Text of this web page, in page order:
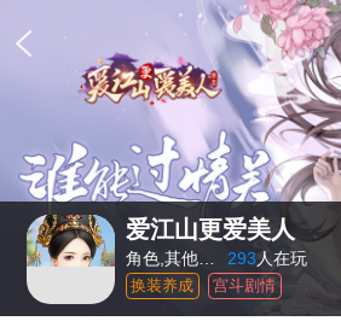
爱江山更爱美人
角色,其他游戏 293人在玩
换装养成 宫斗剧情